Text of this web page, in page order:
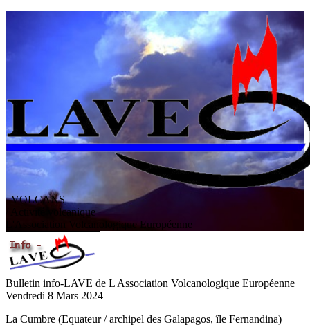
VOLCANS
/ Activité volcanique
ssociation V olcanologiqueEuropéenne
Bulletin info-LAVE de L Association Volcanologique Européenne
Vendredi 8 Mars 2024
La Cumbre (Equateur / archipel des Galapagos, île Fernandina)